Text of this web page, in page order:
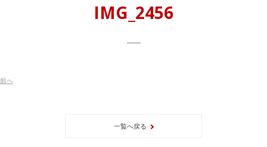
IMG_2456
前へ
一覧へ戻る